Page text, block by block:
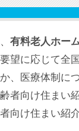
有料老人ホー
望に応じて全
、医療体制に
者向け住まい
者向け住まい